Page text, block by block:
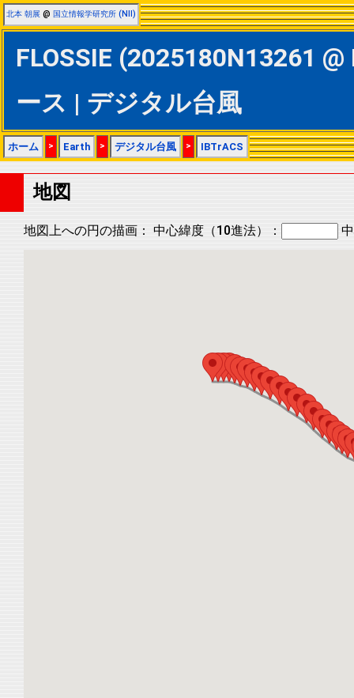
北本 朝展 @ 国立情報学研究所 (NII)
FLOSSIE (2025180N13261
ース | デジタル台風
ホーム > Earth > デジタル台風 > IBTrACS
地図
地図上への円の描画： 中心緯度（10進法）：